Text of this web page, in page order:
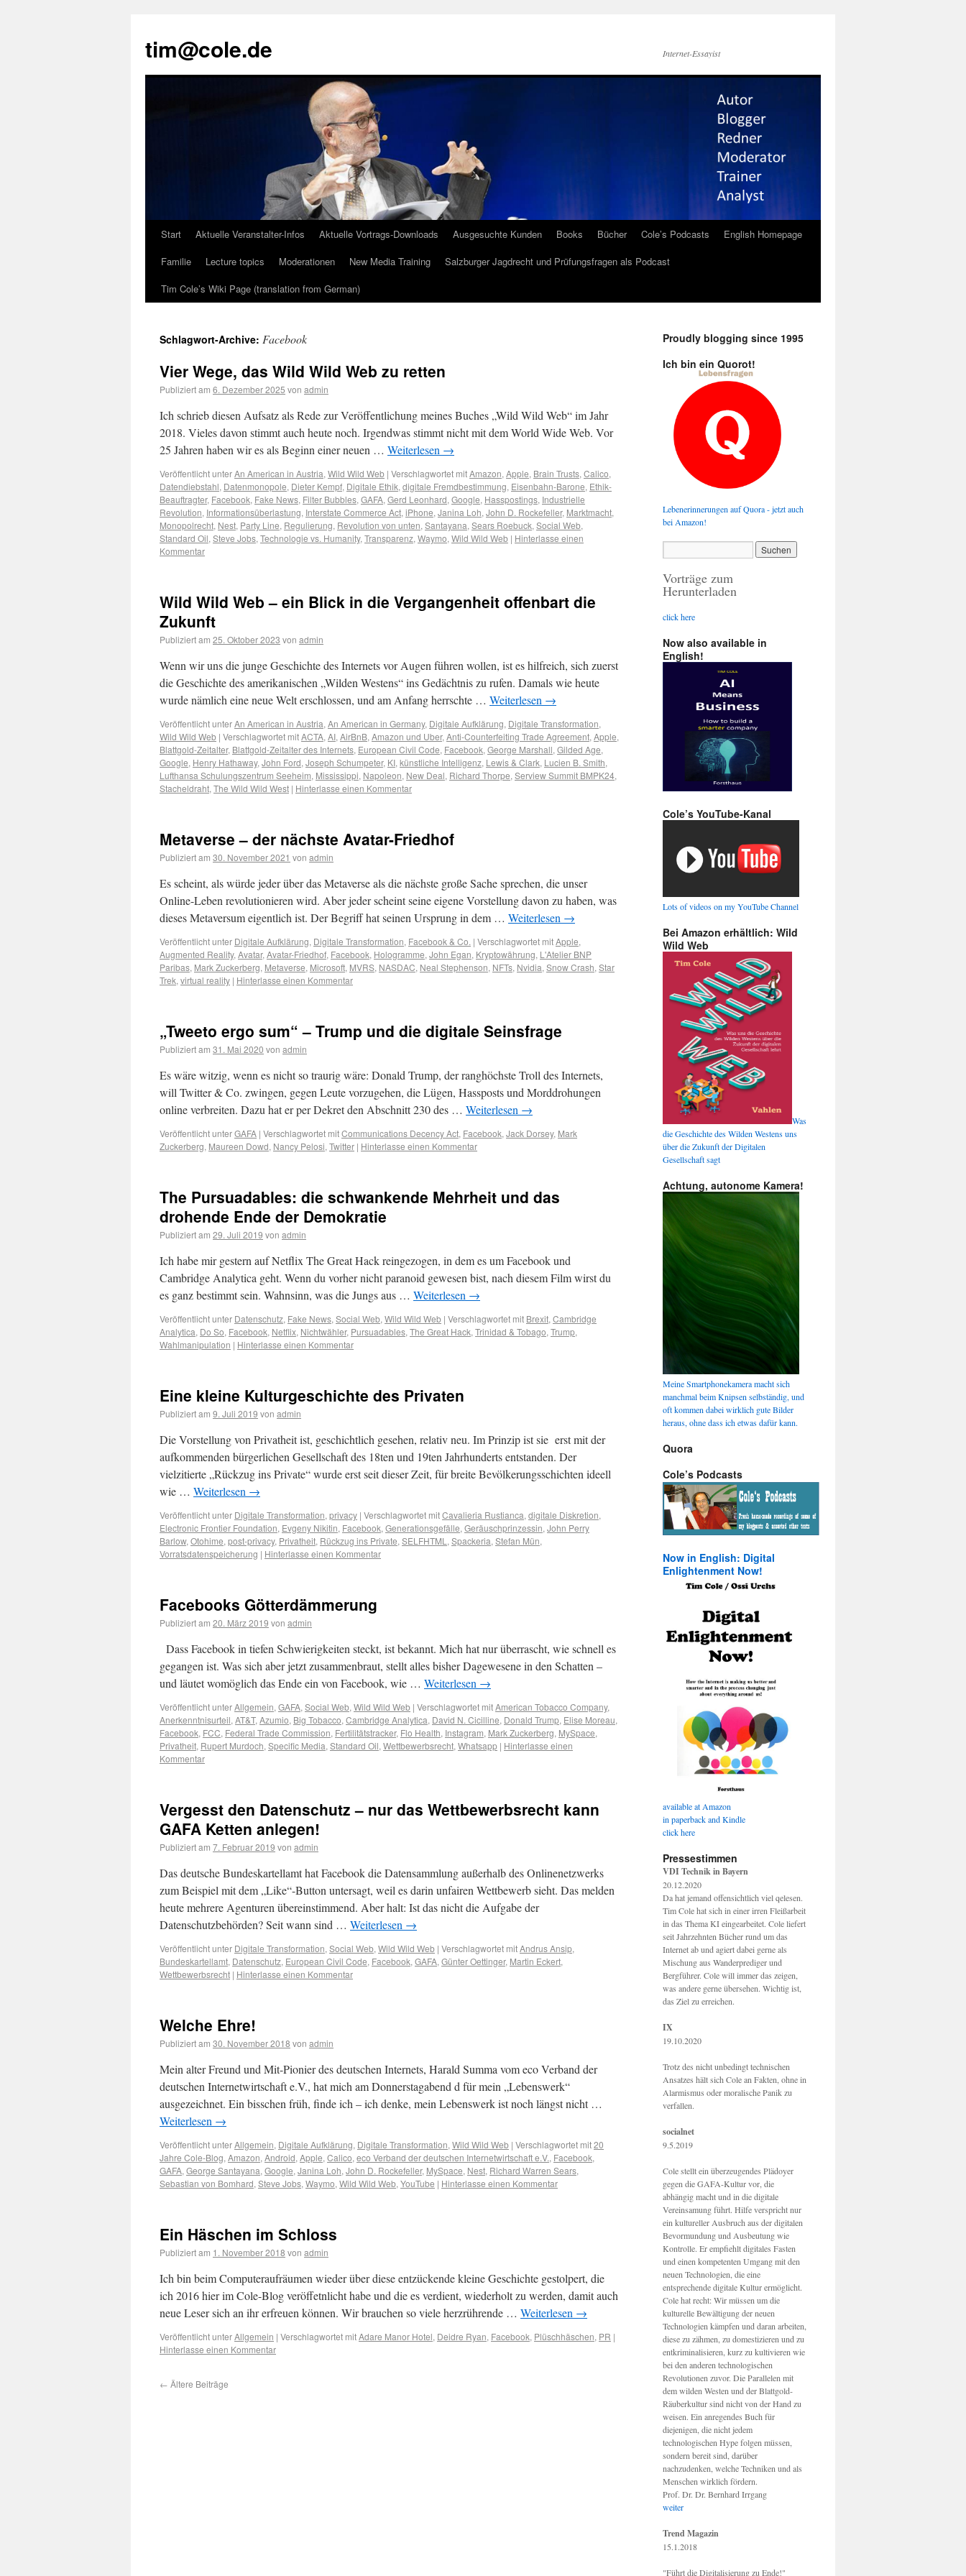
tim@cole.de Internet-Essayist
Start Aktuelle Veranstalter-Infos Aktuelle Vortrags-Downloads Ausgesuchte Kunden Books Bücher Cole’s Podcasts
English Homepage
Familie
Lecture topics Moderationen New Media Training
Salzburger Jagdrecht und Prüfungsfragen als Podcast
Tim Cole’s Wiki Page (translation from German)
Schlagwort-Archive: Facebook
Vier Wege, das Wild Wild Web zu retten
Publiziert am 6. Dezember 2025 von admin
Ich schrieb diesen Aufsatz als Rede zur Veröffentlichung meines Buches „Wild Wild Web“ im Jahr
2018. Vieles davon stimmt auch heute noch. Irgendwas stimmt nicht mit dem World Wide Web. Vor
25 Jahren haben wir es als Beginn einer neuen … Weiterlesen →
Veröffentlicht unterAn American in Austria, Wild Wild Web | Verschlagwortet mitAmazon, Apple, Brain Trusts, Calico,
Datendiebstahl, Datenmonopole, Dieter Kempf, Digitale Ethik, digitale Fremdbestimmung, Eisenbahn-Barone, Ethik-
Beauftragter, Facebook, Fake News, Filter Bubbles, GAFA, Gerd Leonhard, Google, Hasspostings, Industrielle
Revolution, Informationsüberlastung, Interstate Commerce Act, iPhone, Janina Loh, John D. Rockefeller, Marktmacht,
Monopolrecht, Nest, Party Line, Regulierung, Revolution von unten, Santayana, Sears Roebuck, Social Web,
Standard Oil, Steve Jobs, Technologie vs. Humanity, Transparenz, Waymo, Wild Wild Web | Hinterlasse einen
Kommentar
Wild Wild Web – ein Blick in die Vergangenheit offenbart die
Zukunft
Publiziert am 25. Oktober 2023 von admin
Wenn wir uns die junge Geschichte des Internets vor Augen führen wollen, ist es hilfreich, sich zuerst
die Geschichte des amerikanischen „Wilden Westens“ ins Gedächtnis zu rufen. Damals wie heute
wurde nämlich eine neue Welt erschlossen, und am Anfang herrschte … Weiterlesen →
Veröffentlicht unterAn American in Austria, An American in Germany, Digitale Aufklärung, Digitale Transformation,
Wild Wild Web | Verschlagwortet mitACTA, AI, AirBnB, Amazon und Uber, Anti-Counterfeiting Trade Agreement, Apple,
Blattgold-Zeitalter, Blattgold-Zeitalter des Internets, European Civil Code, Facebook, George Marshall, Gilded Age,
Google, Henry Hathaway, John Ford, Joseph Schumpeter, KI, künstliche Intelligenz, Lewis & Clark, Lucien B. Smith,
Lufthansa Schulungszentrum Seeheim, Mississippi, Napoleon, New Deal, Richard Thorpe, Serview Summit BMPK24,
Stacheldraht, The Wild Wild West | Hinterlasse einen Kommentar
Metaverse – der nächste Avatar-Friedhof
Publiziert am 30. November 2021 von admin
Es scheint, als würde jeder über das Metaverse als die nächste große Sache sprechen, die unser
Online-Leben revolutionieren wird. Aber jeder scheint seine eigene Vorstellung davon zu haben, was
dieses Metaversum eigentlich ist. Der Begriff hat seinen Ursprung in dem … Weiterlesen →
Veröffentlicht unter Digitale Aufklärung, Digitale Transformation, Facebook & Co. | Verschlagwortet mitApple,
Augmented Reality, Avatar, Avatar-Friedhof, Facebook, Hologramme, John Egan, Kryptowährung, L'Atelier BNP
Paribas, Mark Zuckerberg, Metaverse, Microsoft, MVRS, NASDAC, Neal Stephenson, NFTs, Nvidia, Snow Crash, Star
Trek, virtual reality | Hinterlasse einen Kommentar
„Tweeto ergo sum“ – Trump und die digitale Seinsfrage
Publiziert am 31. Mai 2020 von admin
Es wäre witzig, wenn es nicht so traurig wäre: Donald Trump, der ranghöchste Troll des Internets,
will Twitter & Co. zwingen, gegen Leute vorzugehen, die Lügen, Hassposts und Morddrohungen
online verbreiten. Dazu hat er per Dekret den Abschnitt 230 des … Weiterlesen →
Veröffentlicht unterGAFA | Verschlagwortet mitCommunications Decency Act, Facebook, Jack Dorsey, Mark
Zuckerberg, Maureen Dowd, Nancy Pelosi, Twitter | Hinterlasse einen Kommentar
The Pursuadables: die schwankende Mehrheit und das
drohende Ende der Demokratie
Publiziert am 29. Juli 2019 von admin
Ich habe mir gestern auf Netflix The Great Hack reingezogen, in dem es um Facebook und
Cambridge Analytica geht. Wenn du vorher nicht paranoid gewesen bist, nach diesem Film wirst du
es ganz bestimmt sein. Wahnsinn, was die Jungs aus … Weiterlesen →
Veröffentlicht unter Datenschutz, Fake News, Social Web, Wild Wild Web | Verschlagwortet mit Brexit, Cambridge
Analytica, Do So, Facebook, Netflix, Nichtwähler, Pursuadables, The Great Hack, Trinidad & Tobago, Trump,
Wahlmanipulation | Hinterlasse einen Kommentar
Eine kleine Kulturgeschichte des Privaten
Publiziert am 9. Juli 2019 von admin
Die Vorstellung von Privatheit ist, geschichtlich gesehen, relativ neu. Im Prinzip ist sie erst mit der
aufkommenden bürgerlichen Gesellschaft des 18ten und 19ten Jahrhunderts entstanden. Der
vielzitierte „Rückzug ins Private“ wurde erst seit dieser Zeit, für breite Bevölkerungsschichten ideell
wie … Weiterlesen →
Veröffentlicht unter Digitale Transformation, privacy | Verschlagwortet mitCavalieria Rustianca, digitale Diskretion,
Electronic Frontier Foundation, Evgeny Nikitin, Facebook, Generationsgefälle, Geräuschprinzessin, John Perry
Barlow, Otohime, post-privacy, Privatheit, Rückzug ins Private, SELFHTML , Spackeria, Stefan Mün,
Vorratsdatenspeicherung | Hinterlasse einen Kommentar
Facebooks Götterdämmerung
Publiziert am 20. März 2019 von admin
Dass Facebook in tiefen Schwierigkeiten steckt, ist bekannt. Mich hat nur überrascht, wie schnell es
gegangen ist. Was sich aber jetzt zusammenbraut, stellt alles bisher Dagewesene in den Schatten –
und läutet womöglich das Ende ein von Facebook, wie … Weiterlesen →
Veröffentlicht unterAllgemein, GAFA, Social Web, Wild Wild Web | Verschlagwortet mitAmerican Tobacco Company,
Anerkenntnisurteil, AT&T, Azumio, Big Tobacco, Cambridge Analytica, David N. Cicilline, Donald Trump, Elise Moreau,
Facebook, FCC, Federal Trade Commission, Fertilitätstracker, Flo Health, Instagram, Mark Zuckerberg, MySpace,
Privatheit, Rupert Murdoch, Specific Media, Standard Oil, Wettbewerbsrecht, Whatsapp | Hinterlasse einen
Kommentar
Vergesst den Datenschutz – nur das Wettbewerbsrecht kann
GAFA Ketten anlegen!
Publiziert am 7. Februar 2019 von admin
Das deutsche Bundeskartellamt hat Facebook die Datensammlung außerhalb des Onlinenetzwerks
zum Beispiel mit dem „Like“-Button untersagt, weil es darin unfairen Wettbewerb sieht. Das melden
heute mehrere Agenturen übereinstimmend. Aber halt: Ist das nicht die Aufgabe der
Datenschutzbehörden? Seit wann sind … Weiterlesen →
Veröffentlicht unter Digitale Transformation, Social Web, Wild Wild Web | Verschlagwortet mitAndrus Ansip,
Bundeskartellamt, Datenschutz, European Civil Code, Facebook, GAFA, Günter Oettinger, Martin Eckert,
Wettbewerbsrecht | Hinterlasse einen Kommentar
Welche Ehre!
Publiziert am 30. November 2018 von admin
Mein alter Freund und Mit-Pionier des deutschen Internets, Harald Summa vom eco Verband der
deutschen Internetwirtschaft e.V., hat mich am Donnerstagabend d für mein „Lebenswerk“
ausgezeichnet. Ein bisschen früh, finde ich – ich denke, mein Lebenswerk ist noch längst nicht …
Weiterlesen →
Veröffentlicht unterAllgemein, Digitale Aufklärung, Digitale Transformation, Wild Wild Web | Verschlagwortet mit20
Jahre Cole-Blog, Amazon, Android, Apple, Calico, eco Verband der deutschen Internetwirtschaft e.V., Facebook,
GAFA, George Santayana, Google, Janina Loh, John D. Rockefeller, MySpace, Nest, Richard Warren Sears,
Sebastian von Bomhard, Steve Jobs, Waymo, Wild Wild Web, YouTube | Hinterlasse einen Kommentar
Ein Häschen im Schloss
Publiziert am 1. November 2018 von admin
Ich bin beim Computeraufräumen wieder über diese entzückende kleine Geschichte gestolpert, die
ich 2016 hier im Cole-Blog veröffetnlicht habe und die es verdient, wiederholt zu werden, damit auch
neue Leser sich an ihr erfreuen können. Wir brauchen so viele herzrührende … Weiterlesen →
Veröffentlicht unterAllgemein | Verschlagwortet mitAdare Manor Hotel, Deidre Ryan, Facebook, Plüschhäschen, PR |
Hinterlasse einen Kommentar
← Ältere Beiträge
Proudly blogging since 1995
Ich bin ein Quorot!
Lebenerinnerungen auf Quora - jetzt auch
bei Amazon!
Vorträge zum
Herunterladen
click here
Now also available in
English!
Cole’s YouTube-Kanal
Lots of videos on my YouTube Channel
Bei Amazon erhältlich: Wild
Wild Web
Was
die Geschichte des Wilden Westens uns
über die Zukunft der Digitalen
Gesellschaft sagt
Achtung, autonome Kamera!
Meine Smartphonekamera macht sich
manchmal beim Knipsen selbständig, und
oft kommen dabei wirklich gute Bilder
heraus, ohne dass ich etwas dafür kann.
Quora
Cole’s Podcasts
Now in English: Digital
Enlightenment Now!
available at Amazon
in paperback and Kindle
click here
Pressestimmen
VDI Technik in Bayern
20.12.2020
Da hat jemand offensichtlich viel qelesen.
Tim Cole hat sich in einer irren Fleißarbeit
in das Thema KI eingearbeitet. Cole liefert
seit Jahrzehnten Bücher rund um das
Internet ab und agiert dabei gerne als
Mischung aus Wanderprediger und
Bergführer. Cole will immer das zeigen,
was andere gerne übersehen. Wichtig ist,
das Ziel zu erreichen.
IX
19.10.2020
Trotz des nicht unbedingt technischen
Ansatzes hält sich Cole an Fakten, ohne in
Alarmismus oder moralische Panik zu
verfallen.
socialnet
9.5.2019
Cole stellt ein überzeugendes Plädoyer
gegen die GAFA-Kultur vor, die
abhängig macht und in die digitale
Vereinsamung führt. Hilfe verspricht nur
ein kultureller Ausbruch aus der digitalen
Bevormundung und Ausbeutung wie
Kontrolle. Er empfiehlt digitales Fasten
und einen kompetenten Umgang mit den
neuen Technologien, die eine
entsprechende digitale Kultur ermöglicht.
Cole hat recht: Wir müssen um die
kulturelle Bewältigung der neuen
Technologien kämpfen und daran arbeiten,
diese zu zähmen, zu domestizieren und zu
entkriminalisieren, kurz zu kultivieren wie
bei den anderen technologischen
Revolutionen zuvor. Die Parallelen mit
dem wilden Westen und der Blattgold-
Räuberkultur sind nicht von der Hand zu
weisen. Ein anregendes Buch für
diejenigen, die nicht jedem
technologischen Hype folgen müssen,
sondern bereit sind, darüber
nachzudenken, welche Techniken und als
Menschen wirklich fördern.
Prof. Dr. Dr. Bernhard Irrgang
weiter
Trend Magazin
15.1.2018
"Führt die Digitalisierung zu Ende!"